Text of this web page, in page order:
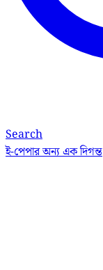
Search
ই-পেপারঅন্য এক দিগন্ত